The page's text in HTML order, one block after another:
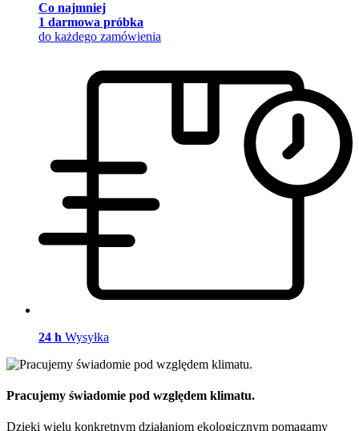
Co najmniej
1 darmowa próbka
do każdego zamówienia
24 h Wysyłka
Pracujemy świadomie pod względem klimatu.
Dzięki wielu konkretnym działaniom ekologicznym pomagamy